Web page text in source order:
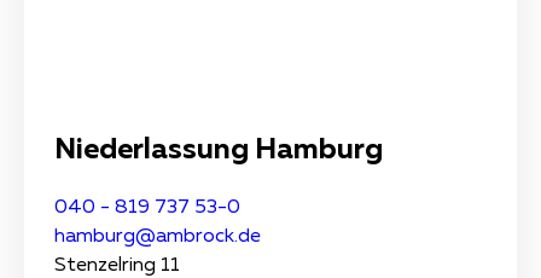
Niederlassung Hamburg
040 - 819 737 53-0
hamburg@ambrock.de
Stenzelring 11